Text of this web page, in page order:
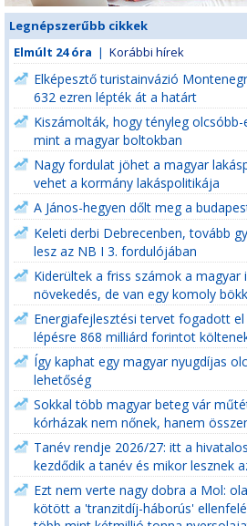
Legnépszerűbb cikkek
Elmúlt 24 óra | Korábbi hírek
Elképesztő turistainvázió
632 ezren lépték át a határt
Kiszámolták, hogy tényleg
mint a magyar boltokban
Nagy fordulat jöhet a magyar
vehet a kormány lakáspolitikája
A János-hegyen dőlt meg a
Keleti derbi Debrecenben, tovább
lesz az NB I 3. fordulójában
Kiderültek a friss számok a magyar
növekedés, de van egy komoly
Energiafejlesztési tervet fogadott
lépésre 868 milliárd forintot
Így kaphat egy magyar nyugdíjas
lehetőség
Sokkal több magyar beteg vár
kórházak nem nőnek, hanem
Tanév rendje 2026/27: itt a
kezdődik a tanév és mikor lesznek
Ezt nem verte nagy dobra a Mol:
kötött a 'tranzitdíj-háborús'